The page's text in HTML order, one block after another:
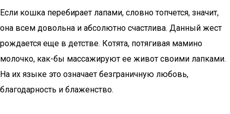
Если кошка перебирает лапами, словно топчется, значит,
она всем довольна и абсолютно счастлива. Данный жест
рождается еще в детстве. Котята, потягивая мамино
молочко, как-бы массажируют ее живот своими лапками.
На их языке это означает безграничную любовь,
благодарность и блаженство.